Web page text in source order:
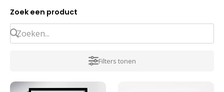
Zoek een product
Filters tonen